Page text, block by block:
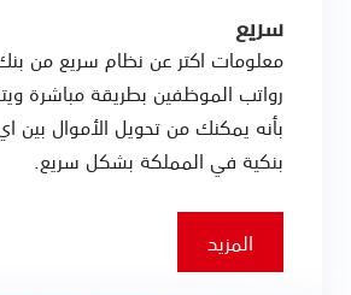
سريع
معلومات اكتر عن نظام سريع من
رواتب الموظفين بطريقة مباشرة
بأنه يمكنك من تحويل الأموال بين
بنكية في المملكة بشكل سريع.
المزيد